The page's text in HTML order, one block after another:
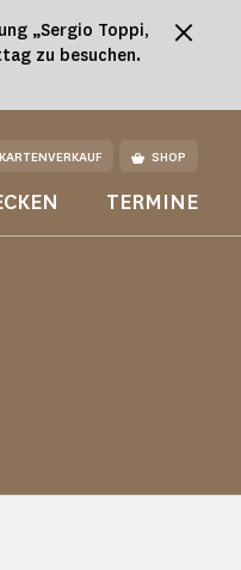
„Sergio Toppi,
zu besuchen.
KARTENVERKAUF SHOP
TERMINE